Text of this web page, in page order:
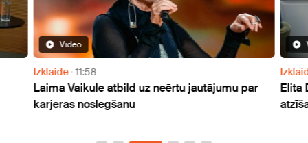
Video
Izklaide 11:58
Laima Vaikule atbild uz neērtu jautājumu par
karjeras noslēgšanu
Elita